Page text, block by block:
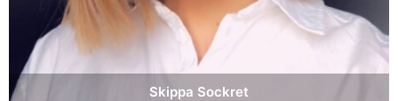
Skippa Sockret